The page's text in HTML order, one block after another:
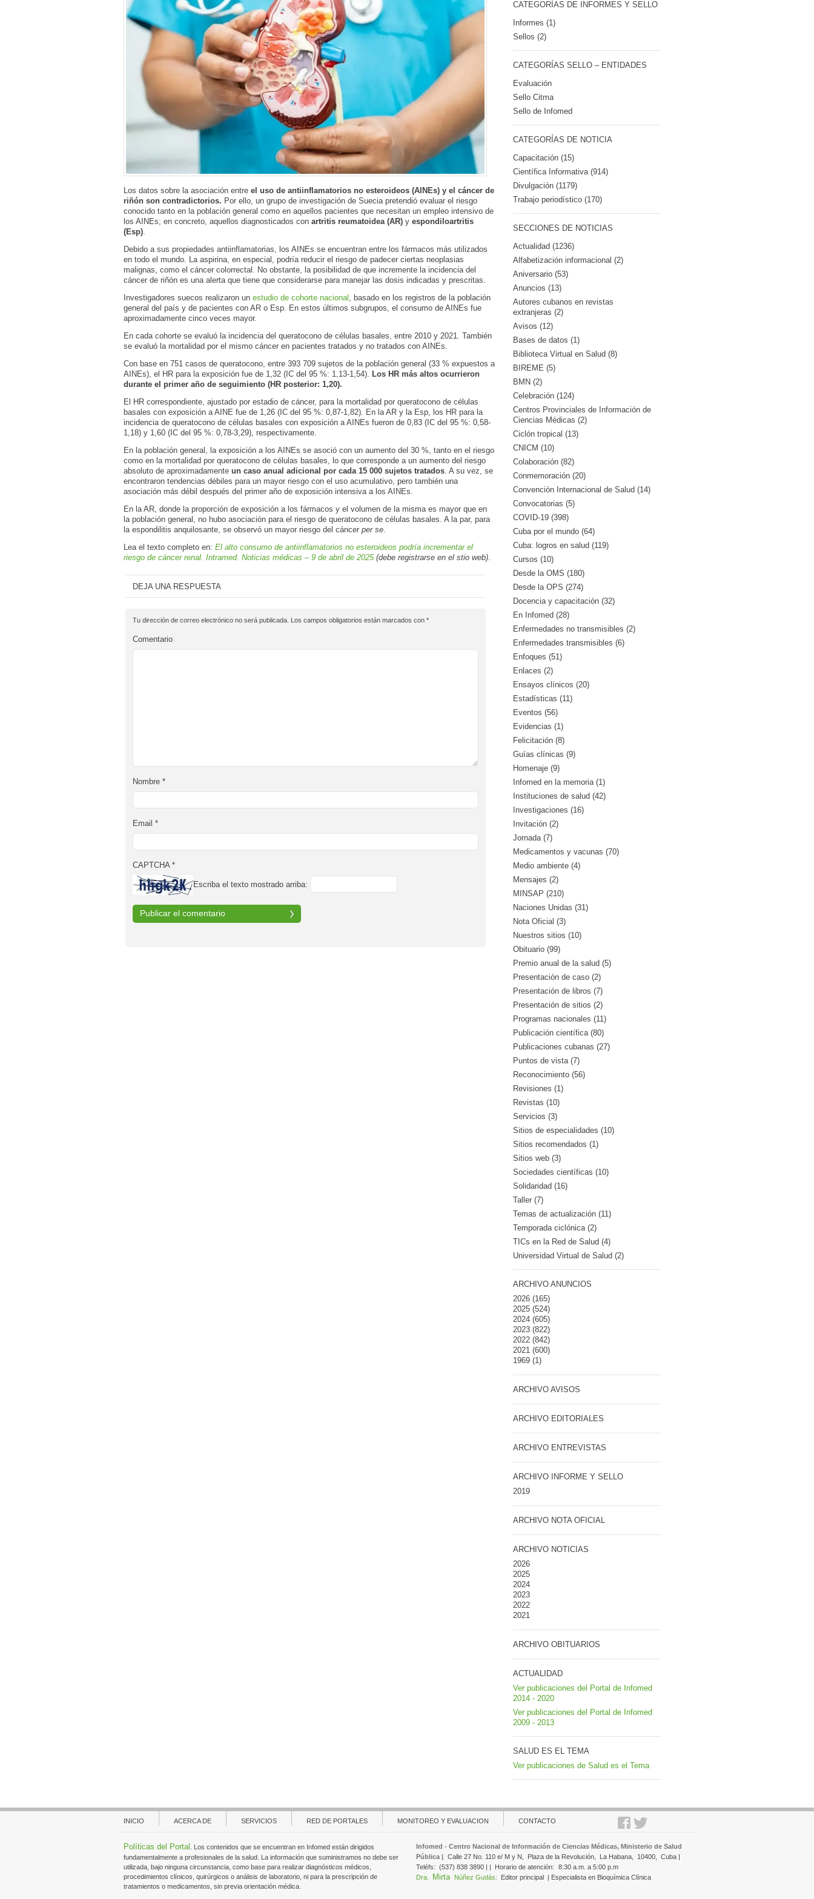
Los datos sobre la asociación entre el uso de antiinflamatorios no esteroideos (AINEs) y el cáncer de
riñón son contradictorios. Por ello, un grupo de investigación de Suecia pretendió evaluar el riesgo
conocido tanto en la población general como en aquellos pacientes que necesitan un empleo intensivo de
los AINEs; en concreto, aquellos diagnosticados con artritis reumatoidea (AR) y espondiloartritis
(Esp).
Debido a sus propiedades antiinflamatorias, los AINEs se encuentran entre los fármacos más utilizados
en todo el mundo. La aspirina, en especial, podría reducir el riesgo de padecer ciertas neoplasias
malignas, como el cáncer colorrectal. No obstante, la posibilidad de que incremente la incidencia del
cáncer de riñón es una alerta que tiene que considerarse para manejar las dosis indicadas y prescritas.
Investigadores suecos realizaron un estudio de cohorte nacional , basado en los registros de la población
general del país y de pacientes con AR o Esp. En estos últimos subgrupos, el consumo de AINEs fue
aproximadamente cinco veces mayor.
En cada cohorte se evaluó la incidencia del queratocono de células basales, entre 2010 y 2021. También
se evaluó la mortalidad por el mismo cáncer en pacientes tratados y no tratados con AINEs.
Con base en 751 casos de queratocono, entre 393 709 sujetos de la población general (33 % expuestos a
AINEs), el HR para la exposición fue de 1,32 (IC del 95 %: 1,13-1,54). Los HR más altos ocurrieron
durante el primer año de seguimiento (HR posterior: 1,20).
El HR correspondiente, ajustado por estadio de cáncer, para la mortalidad por queratocono de células
basales con exposición a AINE fue de 1,26 (IC del 95 %: 0,87-1,82). En la AR y la Esp, los HR para la
incidencia de queratocono de células basales con exposición a AINEs fueron de 0,83 (IC del 95 %: 0,58-
1,18) y 1,60 (IC del 95 %: 0,78-3,29), respectivamente.
En la población general, la exposición a los AINEs se asoció con un aumento del 30 %, tanto en el riesgo
como en la mortalidad por queratocono de células basales, lo que corresponde a un aumento del riesgo
absoluto de aproximadamente un caso anual adicional por cada 15 000 sujetos tratados. A su vez, se
encontraron tendencias débiles para un mayor riesgo con el uso acumulativo, pero también una
asociación más débil después del primer año de exposición intensiva a los AINEs.
En la AR, donde la proporción de exposición a los fármacos y el volumen de la misma es mayor que en
la población general, no hubo asociación para el riesgo de queratocono de células basales. A la par, para
la espondilitis anquilosante, se observó un mayor riesgo del cáncer per se.
Lea el texto completo en: El alto consumo de antiinflamatorios no esteroideos podría incrementar el
riesgo de cáncer renal. Intramed. Noticias médicas – 9 de abril de 2025(debe registrarse en el stio web).
DEJA UNA RESPUESTA
Tu dirección de correo electrónico no será publicada. Los campos obligatorios están marcados con *
Comentario
Nombre *
Email *
CAPTCHA *
Escriba el texto mostrado arriba:
CATEGORÍAS DE INFORMES Y SELLO
Informes (1)
Sellos (2)
CATEGORÍAS SELLO – ENTIDADES
Evaluación
Sello Citma
Sello de Infomed
CATEGORÍAS DE NOTICIA
Capacitación (15)
Científica Informativa (914)
Divulgación (1179)
Trabajo periodístico (170)
SECCIONES DE NOTICIAS
Actualidad (1236)
Alfabetización informacional (2)
Aniversario (53)
Anuncios (13)
Autores cubanos en revistas
extranjeras (2)
Avisos (12)
Bases de datos (1)
Biblioteca Virtual en Salud (8)
BIREME (5)
BMN (2)
Celebración (124)
Centros Provinciales de Información de
Ciencias Médicas (2)
Ciclón tropical (13)
CNICM (10)
Colaboración (82)
Conmemoración (20)
Convención Internacional de Salud (14)
Convocatorias (5)
COVID-19 (398)
Cuba por el mundo (64)
Cuba: logros en salud (119)
Cursos (10)
Desde la OMS (180)
Desde la OPS (274)
Docencia y capacitación (32)
En Infomed (28)
Enfermedades no transmisibles (2)
Enfermedades transmisibles (6)
Enfoques (51)
Enlaces (2)
Ensayos clínicos (20)
Estadísticas (11)
Eventos (56)
Evidencias (1)
Felicitación (8)
Guías clínicas (9)
Homenaje (9)
Infomed en la memoria (1)
Instituciones de salud (42)
Investigaciones (16)
Invitación (2)
Jornada (7)
Medicamentos y vacunas (70)
Medio ambiente (4)
Mensajes (2)
MINSAP (210)
Naciones Unidas (31)
Nota Oficial (3)
Nuestros sitios (10)
Obituario (99)
Premio anual de la salud (5)
Presentación de caso (2)
Presentación de libros (7)
Presentación de sitios (2)
Programas nacionales (11)
Publicación científica (80)
Publicaciones cubanas (27)
Puntos de vista (7)
Reconocimiento (56)
Revisiones (1)
Revistas (10)
Servicios (3)
Sitios de especialidades (10)
Sitios recomendados (1)
Sitios web (3)
Sociedades científicas (10)
Solidaridad (16)
Taller (7)
Temas de actualización (11)
Temporada ciclónica (2)
TICs en la Red de Salud (4)
Universidad Virtual de Salud (2)
ARCHIVO ANUNCIOS
2026(165)
2025(524)
2024(605)
2023(822)
2022(842)
2021(600)
1969(1)
ARCHIVO AVISOS
ARCHIVO EDITORIALES
ARCHIVO ENTREVISTAS
ARCHIVO INFORME Y SELLO
2019
ARCHIVO NOTA OFICIAL
ARCHIVO NOTICIAS
2026
2025
2024
2023
2022
2021
ARCHIVO OBITUARIOS
ACTUALIDAD
Ver publicaciones del Portal de Infomed
2014 - 2020
Ver publicaciones del Portal de Infomed
2009 - 2013
SALUD ES EL TEMA
Ver publicaciones de Salud es el Tema
INICIO ACERCA DE SERVICIOS RED DE PORTALES MONITOREO Y EVALUACION CONTACTO
Políticas del Portal
. Los contenidos que se encuentran en Infomed están dirigidos
fundamentalmente a profesionales de la salud. La información que suministramos no debe ser
utilizada, bajo ninguna circunstancia, como base para realizar diagnósticos médicos,
procedimientos clínicos, quirúrgicos o análisis de laboratorio, ni para la prescripción de
tratamientos o medicamentos, sin previa orientación médica.
Infomed - Centro Nacional de Información de Ciencias Médicas, Ministerio de Salud
Pública | Calle 27 No. 110 e/ M y N, Plaza de la Revolución, La Habana, 10400,
Cuba |
Teléfs: (537) 838 3890 | | Horario de atención:
8:30 a.m. a 5:00 p.m
Dra.
Mirta Núñez Gudás: Editor principal | Especialista en Bioquímica Clínica